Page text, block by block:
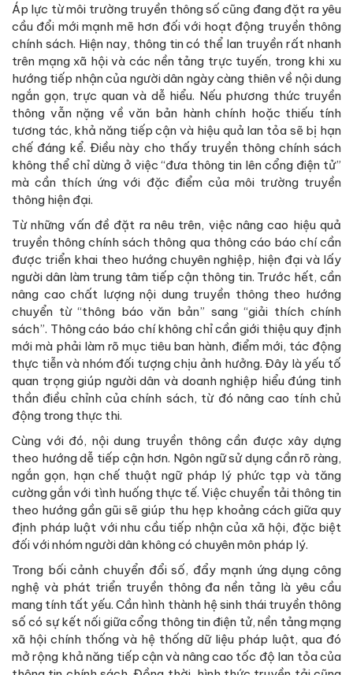
Áp lực từ môi trường truyền thông số cũng đang đặt ra yêu
cầu đổi mới mạnh mẽ hơn đối với hoạt động truyền thông
chính sách. Hiện nay, thông tin có thể lan truyền rất nhanh
trên mạng xã hội và các nền tảng trực tuyến, trong khi xu
hướng tiếp nhận của người dân ngày càng thiên về nội dung
ngắn gọn, trực quan và dễ hiểu. Nếu phương thức truyền
thông vẫn nặng về văn bản hành chính hoặc thiếu tính
tương tác, khả năng tiếp cận và hiệu quả lan tỏa sẽ bị hạn
chế đáng kể. Điều này cho thấy truyền thông chính sách
không thể chỉ dừng ở việc “đưa thông tin lên cổng điện tử”
mà cần thích ứng với đặc điểm của môi trường truyền
thông hiện đại.
Từ những vấn đề đặt ra nêu trên, việc nâng cao hiệu quả
truyền thông chính sách thông qua thông cáo báo chí cần
được triển khai theo hướng chuyên nghiệp, hiện đại và lấy
người dân làm trung tâm tiếp cận thông tin. Trước hết, cần
nâng cao chất lượng nội dung truyền thông theo hướng
chuyển từ “thông báo văn bản” sang “giải thích chính
sách”. Thông cáo báo chí không chỉ cần giới thiệu quy định
mới mà phải làm rõ mục tiêu ban hành, điểm mới, tác động
thực tiễn và nhóm đối tượng chịu ảnh hưởng. Đây là yếu tố
quan trọng giúp người dân và doanh nghiệp hiểu đúng tinh
thần điều chỉnh của chính sách, từ đó nâng cao tính chủ
động trong thực thi.
Cùng với đó, nội dung truyền thông cần được xây dựng
theo hướng dễ tiếp cận hơn. Ngôn ngữ sử dụng cần rõ ràng,
ngắn gọn, hạn chế thuật ngữ pháp lý phức tạp và tăng
cường gắn với tình huống thực tế. Việc chuyển tải thông tin
theo hướng gần gũi sẽ giúp thu hẹp khoảng cách giữa quy
định pháp luật với nhu cầu tiếp nhận của xã hội, đặc biệt
đối với nhóm người dân không có chuyên môn pháp lý.
Trong bối cảnh chuyển đổi số, đẩy mạnh ứng dụng công
nghệ và phát triển truyền thông đa nền tảng là yêu cầu
mang tính tất yếu. Cần hình thành hệ sinh thái truyền thông
số có sự kết nối giữa cổng thông tin điện tử, nền tảng mạng
xã hội chính thống và hệ thống dữ liệu pháp luật, qua đó
mở rộng khả năng tiếp cận và nâng cao tốc độ lan tỏa của